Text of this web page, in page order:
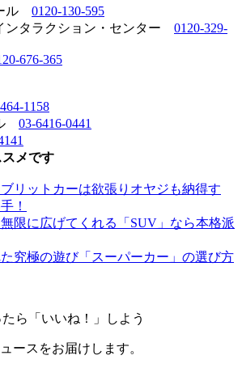
ル 0120-130-595
ンタラクション・センター 0120-329-
676-365
1158
03-6416-0441
メです
リットカーは欲張りオヤジも納得す
！
限に広げてくれる「SUV」なら本格派
究極の遊び「スーパーカー」の選び方
ら「いいね！」しよう
ースをお届けします。